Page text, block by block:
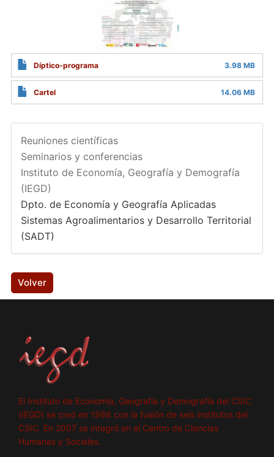
Díptico-programa 3.98 MB
Cartel 14.06 MB
Reuniones científicas
Seminarios y conferencias
Instituto de Economía, Geografía y Demografía
(IEGD)
Dpto. de Economía y Geografía Aplicadas
Sistemas Agroalimentarios y Desarrollo Territorial
(SADT)
Volver
El Instituto de Economía, Geografía y Demografía del CSIC
(IEGD) se creó en 1986 con la fusión de seis institutos del
CSIC. En 2007 se integró en el Centro de Ciencias
Humanas y Sociales.